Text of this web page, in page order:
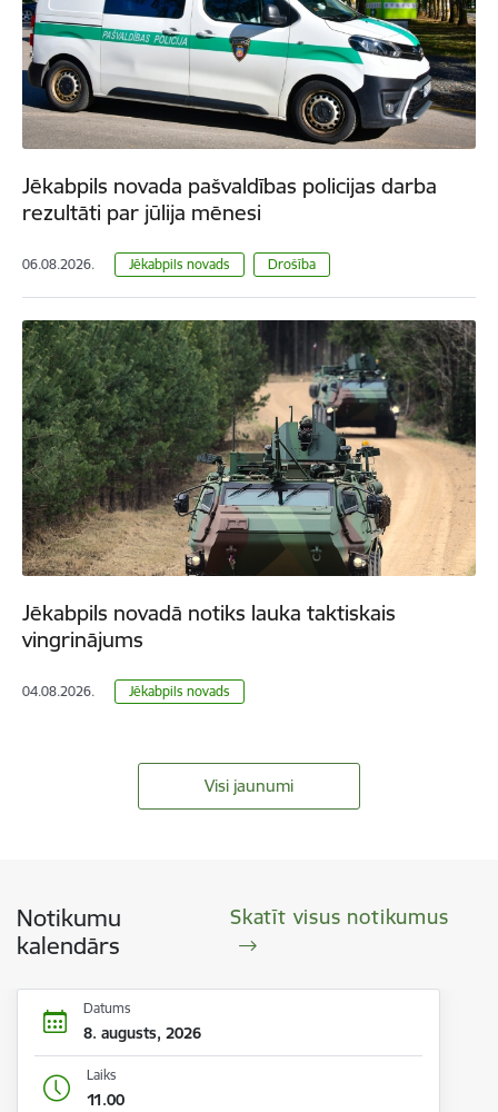
Jēkabpils novada pašvaldības policijas darba
rezultāti par jūlija mēnesi
06.08.2026. Jēkabpils novads Drošība
Jēkabpils novadā notiks lauka taktiskais
vingrinājums
04.08.2026. Jēkabpils novads
Visi jaunumi
Notikumu
kalendārs
Skatīt visus notikumus
Datums
8. augusts, 2026
Laiks
11.00